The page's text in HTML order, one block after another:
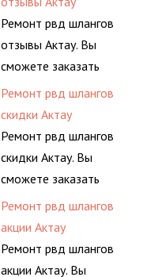
долговременного
комплексного
обслуживания
предприятия.
Ремонт рвд шлангов
отзывы Актау. Вы
сможете заказать
сервис РВД на разовой
основе либо на
условиях
долговременного
комплексного
гидросистем Вашего
предприятия.
Ремонт рвд шлангов
скидки Актау
Ремонт рвд шлангов
скидки Актау. Вы
сможете заказать
сервис РВД на разовой
основе либо на
условиях
долговременного
Ремонт рвд шлангов
акции Актау
Ремонт рвд шлангов
акции Актау. Вы